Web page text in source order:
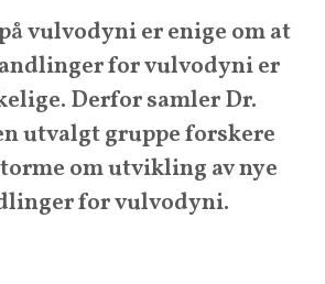
vulvodyni er enige om at
for vulvodyni er
Derfor samler Dr.
utvalgt gruppe forskere
om utvikling av nye
for vulvodyni.